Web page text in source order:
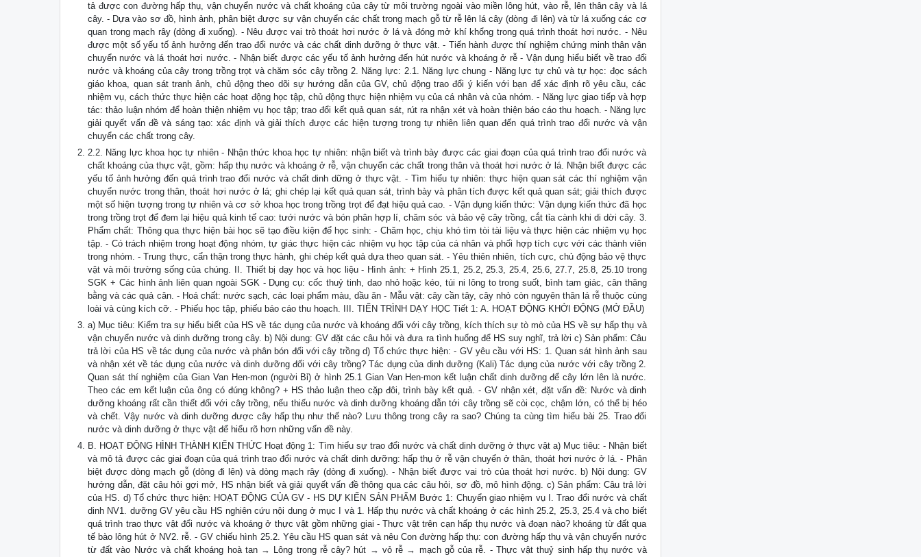
tả được con đường hấp thụ, vận chuyển nước và chất khoáng của cây từ môi trường ngoài vào miền lông hút, vào rễ, lên thân cây và lá
cây. - Dựa vào sơ đồ, hình ảnh, phân biệt được sự vận chuyển các chất trong mạch gỗ từ rễ lên lá cây (dòng đi lên) và từ lá xuống các cơ
quan trong mạch rây (dòng đi xuống). - Nêu được vai trò thoát hơi nước ở lá và đóng mở khí khổng trong quá trình thoát hơi nước. - Nêu
được một số yếu tố ảnh hưởng đến trao đổi nước và các chất dinh dưỡng ở thực vật. - Tiến hành được thí nghiệm chứng minh thân vận
chuyển nước và lá thoát hơi nước. - Nhận biết được các yếu tố ảnh hưởng đến hút nước và khoáng ở rễ - Vận dụng hiểu biết về trao đổi
nước và khoáng của cây trong trồng trọt và chăm sóc cây trồng 2. Năng lực: 2.1. Năng lực chung - Năng lực tự chủ và tự học: đọc sách
giáo khoa, quan sát tranh ảnh, chủ động theo dõi sự hướng dẫn của GV, chủ động trao đổi ý kiến với bạn để xác định rõ yêu cầu, các
nhiệm vụ, cách thức thực hiện các hoạt động học tập, chủ động thực hiện nhiệm vụ của cá nhân và của nhóm. - Năng lực giao tiếp và hợp
tác: thảo luận nhóm để hoàn thiện nhiệm vụ học tập; trao đổi kết quả quan sát, rút ra nhận xét và hoàn thiện báo cáo thu hoạch. - Năng lực
giải quyết vấn đề và sáng tạo: xác định và giải thích được các hiện tượng trong tự nhiên liên quan đến quá trình trao đổi nước và vận
chuyển các chất trong cây.
2.2. Năng lực khoa học tự nhiên - Nhận thức khoa học tự nhiên: nhận biết và trình bày được các giai đoạn của quá trình trao đổi nước và
chất khoáng của thực vật, gồm: hấp thụ nước và khoáng ở rễ, vận chuyển các chất trong thân và thoát hơi nước ở lá. Nhận biết được các
yếu tố ảnh hưởng đến quá trình trao đổi nước và chất dinh dững ở thực vật. - Tìm hiểu tự nhiên: thực hiện quan sát các thí nghiệm vận
chuyển nước trong thân, thoát hơi nước ở lá; ghi chép lại kết quả quan sát, trình bày và phân tích được kết quả quan sát; giải thích được
một số hiện tượng trong tự nhiên và cơ sở khoa học trong trồng trọt để đạt hiệu quả cao. - Vận dụng kiến thức: Vận dụng kiến thức đã học
trong trồng trọt để đem lại hiệu quả kinh tế cao: tưới nước và bón phân hợp lí, chăm sóc và bảo vệ cây trồng, cắt tỉa cành khi di dời cây. 3.
Phẩm chất: Thông qua thực hiện bài học sẽ tạo điều kiện để học sinh: - Chăm học, chịu khó tìm tòi tài liệu và thực hiện các nhiệm vụ học
tập. - Có trách nhiệm trong hoạt động nhóm, tự giác thực hiện các nhiệm vụ học tập của cá nhân và phối hợp tích cực với các thành viên
trong nhóm. - Trung thực, cẩn thận trong thực hành, ghi chép kết quả dựa theo quan sát. - Yêu thiên nhiên, tích cực, chủ động bảo vệ thực
vật và môi trường sống của chúng. II. Thiết bị dạy học và học liệu - Hình ảnh: + Hình 25.1, 25.2, 25.3, 25.4, 25.6, 27.7, 25.8, 25.10 trong
SGK + Các hình ảnh liên quan ngoài SGK - Dụng cụ: cốc thuỷ tinh, dao nhỏ hoặc kéo, túi ni lông to trong suốt, bình tam giác, cân thăng
bằng và các quả cân. - Hoá chất: nước sạch, các loại phẩm màu, dầu ăn - Mẫu vật: cây cần tây, cây nhỏ còn nguyên thân lá rễ thuộc cùng
loài và cùng kích cỡ. - Phiếu học tập, phiếu báo cáo thu hoạch. III. TIẾN TRÌNH DẠY HỌC Tiết 1: A. HOẠT ĐỘNG KHỞI ĐỘNG (MỞ ĐẦU)
a) Mục tiêu: Kiểm tra sự hiểu biết của HS về tác dụng của nước và khoáng đối với cây trồng, kích thích sự tò mò của HS về sự hấp thụ và
vận chuyển nước và dinh dưỡng trong cây. b) Nội dung: GV đặt các câu hỏi và đưa ra tình huống để HS suy nghĩ, trả lời c) Sản phẩm: Câu
trả lời của HS về tác dụng của nước và phân bón đối với cây trồng d) Tổ chức thực hiện: - GV yêu cầu với HS: 1. Quan sát hình ảnh sau
và nhận xét về tác dụng của nước và dinh dưỡng đối với cây trồng? Tác dụng của dinh dưỡng (Kali) Tác dụng của nước với cây trồng 2.
Quan sát thí nghiệm của Gian Van Hen-mon (người Bỉ) ở hình 25.1 Gian Van Hen-mon kết luận chất dinh dưỡng để cây lớn lên là nước.
Theo các em kết luận của ông có đúng không? + HS thảo luận theo cặp đôi, trình bày kết quả. - GV nhận xét, đặt vấn đề: Nước và dinh
dưỡng khoáng rất cần thiết đối với cây trồng, nếu thiếu nước và dinh dưỡng khoáng dẫn tới cây trồng sẽ còi cọc, chậm lớn, có thể bị héo
và chết. Vậy nước và dinh dưỡng được cây hấp thụ như thế nào? Lưu thông trong cây ra sao? Chúng ta cùng tìm hiểu bài 25. Trao đổi
nước và dinh dưỡng ở thực vật để hiểu rõ hơn những vấn đề này.
B. HOẠT ĐỘNG HÌNH THÀNH KIẾN THỨC Hoạt động 1: Tìm hiểu sự trao đổi nước và chất dinh dưỡng ở thực vật a) Mục tiêu: - Nhận biết
và mô tả được các giai đoạn của quá trình trao đổi nước và chất dinh dưỡng: hấp thụ ở rễ vận chuyển ở thân, thoát hơi nước ở lá. - Phân
biệt được dòng mạch gỗ (dòng đi lên) và dòng mạch rây (dòng đi xuống). - Nhận biết được vai trò của thoát hơi nước. b) Nội dung: GV
hướng dẫn, đặt câu hỏi gợi mở, HS nhận biết và giải quyết vấn đề thông qua các câu hỏi, sơ đồ, mô hình động. c) Sản phẩm: Câu trả lời
của HS. d) Tổ chức thực hiện: HOẠT ĐỘNG CỦA GV - HS DỰ KIẾN SẢN PHẨM Bước 1: Chuyển giao nhiệm vụ I. Trao đổi nước và chất
dinh NV1. dưỡng GV yêu cầu HS nghiên cứu nội dung ở mục I và 1. Hấp thụ nước và chất khoáng ở các hình 25.2, 25.3, 25.4 và cho biết
quá trình trao thực vật đổi nước và khoáng ở thực vật gồm những giai - Thực vật trên cạn hấp thụ nước và đoạn nào? khoáng từ đất qua
tế bào lông hút ở NV2. rễ. - GV chiếu hình 25.2. Yêu cầu HS quan sát và nêu Con đường hấp thụ: con đường hấp thụ và vận chuyển nước
từ đất vào Nước và chất khoáng hoà tan → Lông trong rễ cây? hút → vỏ rễ → mạch gỗ của rễ. - Thực vật thuỷ sinh hấp thụ nước và